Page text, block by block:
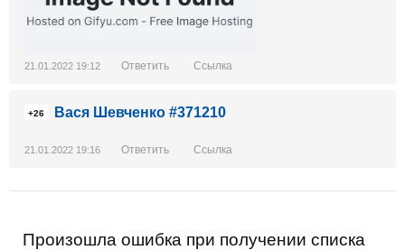
21.01.2022 19:12 Ответить Ссылка
+26 Вася Шевченко #371210
21.01.2022 19:16 Ответить Ссылка
Произошла ошибка при получении списка